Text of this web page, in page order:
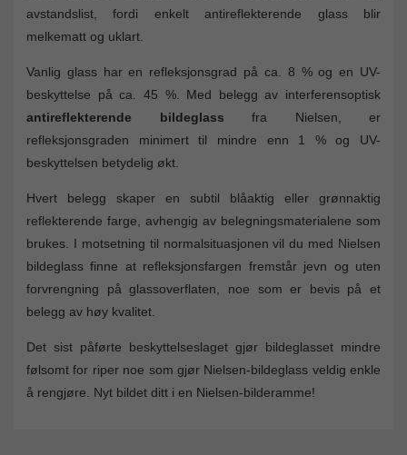
avstandslist, fordi enkelt antireflekterende glass blir
melkematt og uklart.
Vanlig glass har en refleksjonsgrad på ca. 8 % og en UV-
beskyttelse på ca. 45 %. Med belegg av interferensoptisk
antireflekterende bildeglass fra Nielsen, er
refleksjonsgraden minimert til mindre enn 1 % og UV-
beskyttelsen betydelig økt.
Hvert belegg skaper en subtil blåaktig eller grønnaktig
reflekterende farge, avhengig av belegningsmaterialene som
brukes. I motsetning til normalsituasjonen vil du med Nielsen
bildeglass finne at refleksjonsfargen fremstår jevn og uten
forvrengning på glassoverflaten, noe som er bevis på et
belegg av høy kvalitet.
Det sist påførte beskyttelseslaget gjør bildeglasset mindre
følsomt for riper noe som gjør Nielsen-bildeglass veldig enkle
å rengjøre. Nyt bildet ditt i en Nielsen-bilderamme!